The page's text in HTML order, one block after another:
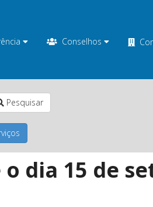
Conselhos
Pesquisar
dia 15 de